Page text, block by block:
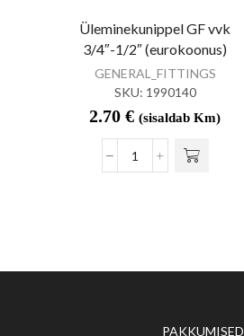
Üleminekunippel GF vvk
3/4″-1/2″ (eurokoonus)
GENERAL_FITTINGS
SKU: 1990140
2.70€ (sisaldab Km)
PAKKUMISED